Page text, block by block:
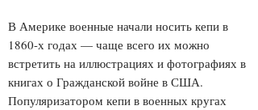
В Америке военные начали носить кепи в
1860-х годах — чаще всего их можно
встретить на иллюстрациях и фотографиях в
книгах о Гражданской войне в США.
Популяризатором кепи в военных кругах